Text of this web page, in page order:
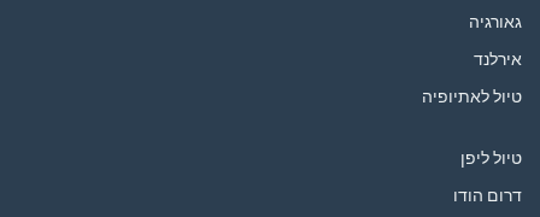
גאורגיה
אירלנד
טיול לאתיופיה
טיול ליפן
דרום הודו